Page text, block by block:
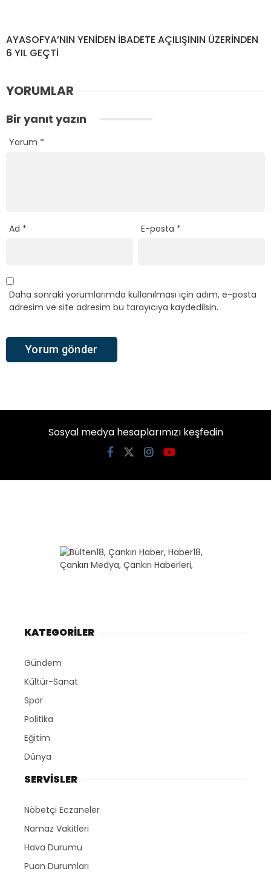
AYASOFYA’NIN YENİDEN İBADETE AÇILIŞININ ÜZERİNDEN
6 YIL GEÇTİ
YORUMLAR
Bir yanıt yazın
Yorum *
Ad * E-posta *
Daha sonraki yorumlarımda kullanılması için adım, e-posta
adresim ve site adresim bu tarayıcıya kaydedilsin.
Sosyal medya hesaplarımızı keşfedin
KATEGORİLER
Gündem
Kültür-Sanat
Spor
Politika
Eğitim
Dünya
SERVİSLER
Nöbetçi Eczaneler
Namaz Vakitleri
Hava Durumu
Puan Durumları